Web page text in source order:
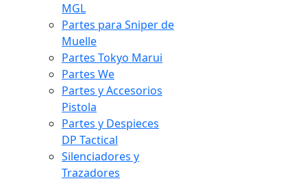
MGL
Partes para Sniper de
Muelle
Partes Tokyo Marui
Partes We
Partes y Accesorios
Pistola
Partes y Despieces
DP Tactical
Silenciadores y
Trazadores